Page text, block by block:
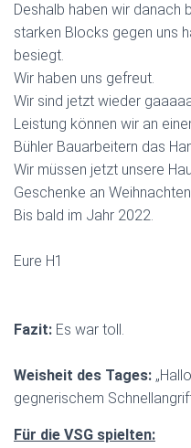
Deshalb haben wir danach
starken Blocks gegen uns
besiegt.
Wir haben uns gefreut.
Wir sind jetzt wieder
Leistung können wir an
Bühler Bauarbeitern das
Wir müssen jetzt unsere
Geschenke an
Bis bald im Jahr 2022.
Eure H1
Fazit: Es war toll.
Weisheit des Tages:
gegnerischem
Für die VSG spielten: